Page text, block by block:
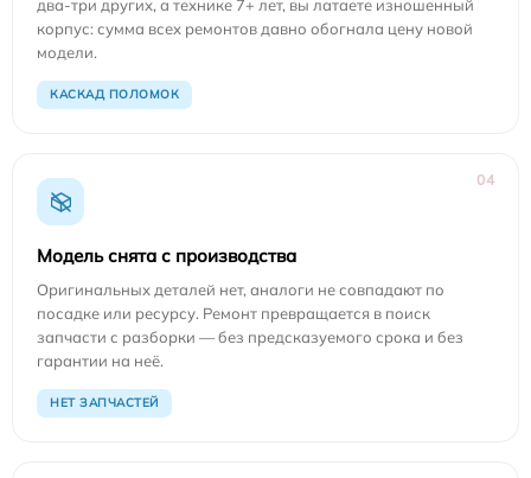
два-три других, а технике 7+ лет, вы латаете изношенный
корпус: сумма всех ремонтов давно обогнала цену новой
модели.
КАСКАД ПОЛОМОК
04
Модель снята с производства
Оригинальных деталей нет, аналоги не совпадают по
посадке или ресурсу. Ремонт превращается в поиск
запчасти с разборки — без предсказуемого срока и без
гарантии на неё.
НЕТ ЗАПЧАСТЕЙ